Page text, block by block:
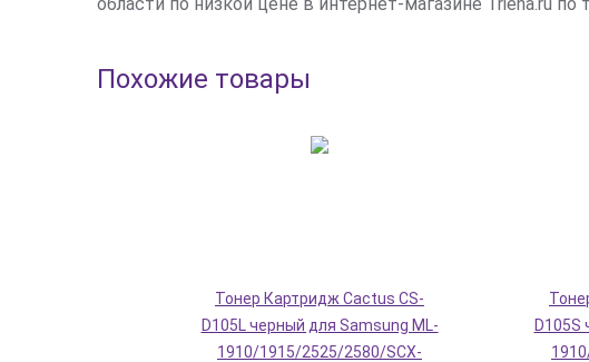
Похожие товары
Тонер Картридж Cactus CS-
D105L черный для Samsung ML-
1910/1915/2525/2580/SCX-
D105S